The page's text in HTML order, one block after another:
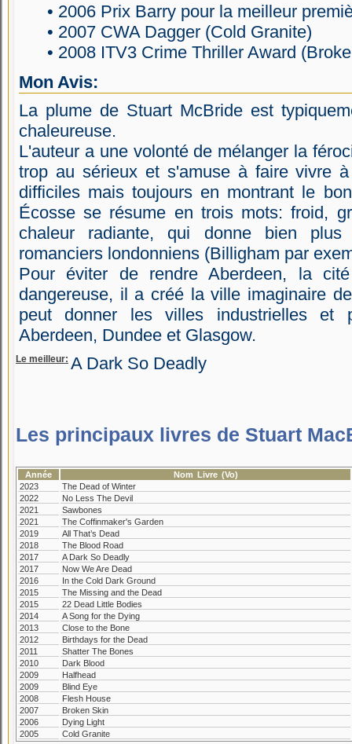
• 2006 Prix Barry pour la meilleur
• 2007 CWA Dagger (Cold Granite)
• 2008 ITV3 Crime Thriller Award
Mon Avis:
La plume de Stuart McBride est
chaleureuse.
L'auteur a une volonté de mélanger la
trop au sérieux et s'amuse à faire vivre
difficiles mais toujours en montrant le
Écosse se résume en trois mots: froid,
chaleur radiante, qui donne bien
romanciers londonniens (Billigham par
Pour éviter de rendre Aberdeen, la
dangereuse, il a créé la ville imaginaire
peut donner les villes industrielles et
Aberdeen, Dundee et Glasgow.
Le meilleur: A Dark So Deadly
Les principaux livres de Stuart
Année
Nom Livre (vo)
2023
The Dead of Winter
2022
No Less The Devil
2021
Sawbones
2021
The Coffinmaker's Garden
2019
All That’s Dead
2018
The Blood Road
2017
A Dark So Deadly
2017
Now We Are Dead
2016
In the Cold Dark Ground
2015
The Missing and the Dead
2015
22 Dead Little Bodies
2014
A Song for the Dying
2013
Close to the Bone
2012
Birthdays for the Dead
2011
Shatter The Bones
2010
Dark Blood
2009
Halfhead
2009
Blind Eye
2008
Flesh House
2007
Broken Skin
2006
Dying Light
2005
Cold Granite